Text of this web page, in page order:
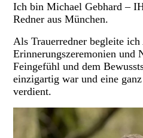
Ich bin Michael Gebhard –
Redner aus München.
Als Trauerredner begleite
Erinnerungszeremonien und
Feingefühl und dem
einzigartig war und eine
verdient.